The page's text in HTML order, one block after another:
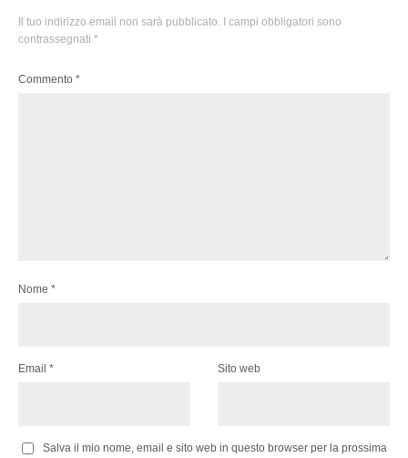
Il tuo indirizzo email non sarà pubblicato.
I campi obbligatori sono
contrassegnati *
Commento *
Nome *
Email * Sito web
Salva il mio nome, email e sito web in questo browser per la prossima